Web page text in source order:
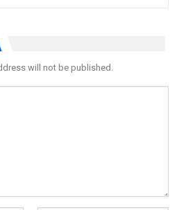
will not be published.